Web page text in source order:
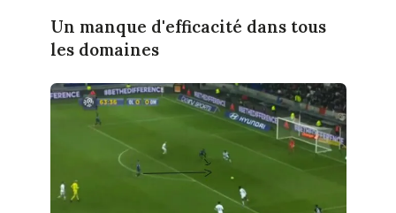
Un manque d'efficacité dans tous
les domaines